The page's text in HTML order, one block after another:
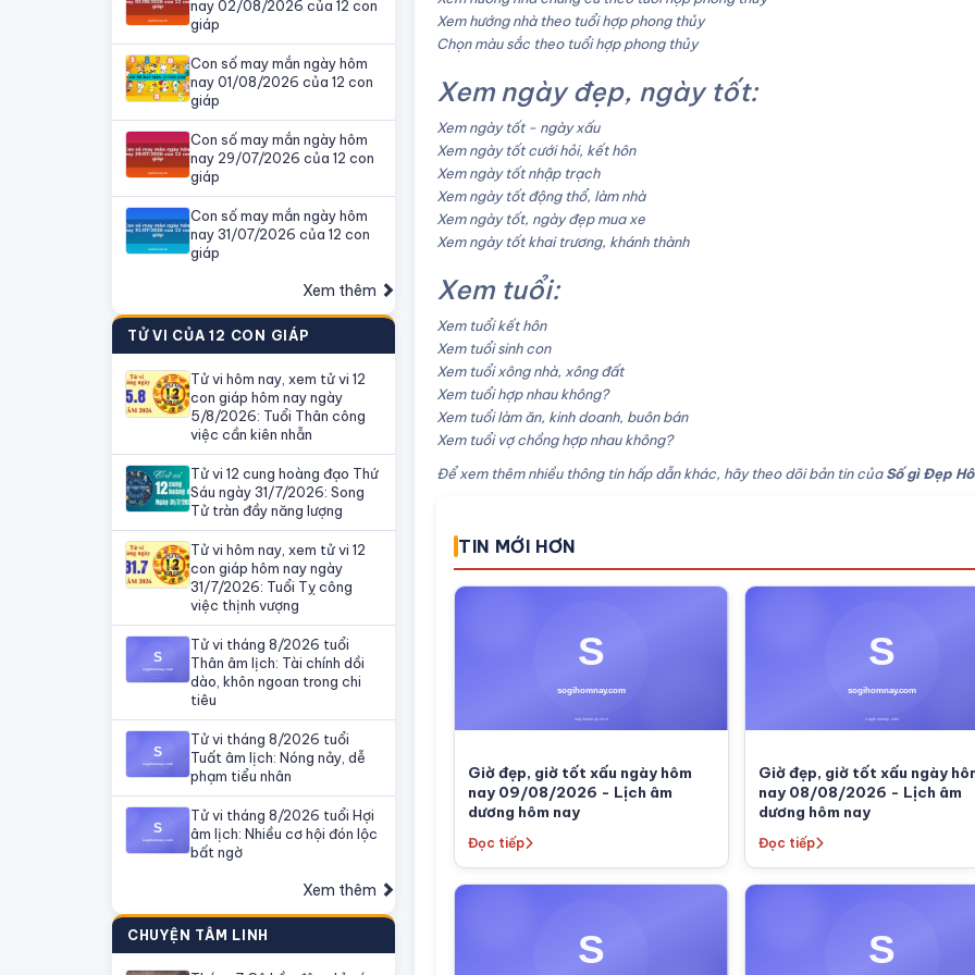
nay 02/08/2026 của 12 con
giáp
Con số may mắn ngày hôm
nay 01/08/2026 của 12 con
giáp
Con số may mắn ngày hôm
nay 29/07/2026 của 12 con
giáp
Con số may mắn ngày hôm
nay 31/07/2026 của 12 con
giáp
Xem thêm
TỬ VI CỦA 12 CON GIÁP
Tử vi hôm nay, xem tử vi 12
con giáp hôm nay ngày
5/8/2026: Tuổi Thân công
việc cần kiên nhẫn
Tử vi 12 cung hoàng đạo Thứ
Sáu ngày 31/7/2026: Song
Tử tràn đầy năng lượng
Tử vi hôm nay, xem tử vi 12
con giáp hôm nay ngày
31/7/2026: Tuổi Tỵ công
việc thịnh vượng
Tử vi tháng 8/2026 tuổi
Thân âm lịch: Tài chính dồi
dào, khôn ngoan trong chi
tiêu
Tử vi tháng 8/2026 tuổi
Tuất âm lịch: Nóng nảy, dễ
phạm tiểu nhân
Tử vi tháng 8/2026 tuổi Hợi
âm lịch: Nhiều cơ hội đón lộc
bất ngờ
Xem thêm
CHUYỆN TÂM LINH
Xem hướng nhà theo tuổi hợp phong thủy
Chọn màu sắc theo tuổi hợp phong thủy
Xem ngày đẹp, ngày tốt:
Xem ngày tốt - ngày xấu
Xem ngày tốt cưới hỏi, kết hôn
Xem ngày tốt nhập trạch
Xem ngày tốt động thổ, làm nhà
Xem ngày tốt, ngày đẹp mua xe
Xem ngày tốt khai trương, khánh thành
Xem tuổi:
Xem tuổi kết hôn
Xem tuổi sinh con
Xem tuổi xông nhà, xông đất
Xem tuổi hợp nhau không?
Xem tuổi làm ăn, kinh doanh, buôn bán
Xem tuổi vợ chồng hợp nhau không?
Để xem thêm nhiều thông tin hấp dẫn khác, hãy theo dõi bản tin củaSố gì Đẹp
TIN MỚI HƠN
Giờ đẹp, giờ tốt xấu ngày hôm
nay 09/08/2026 - Lịch âm
dương hôm nay
Đọc tiếp
Giờ đẹp, giờ tốt xấu ngày
nay 08/08/2026 - Lịch âm
dương hôm nay
Đọc tiếp